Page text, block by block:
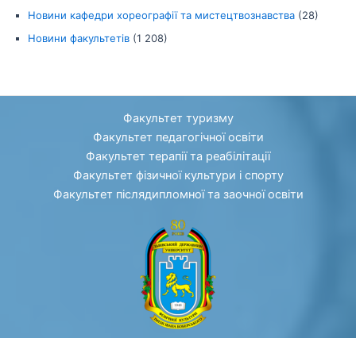
Новини кафедри хореографії та мистецтвознавства (28)
Новини факультетів (1 208)
Факультет туризму
Факультет педагогічної освіти
Факультет терапії та реабілітації
Факультет фізичної культури і спорту
Факультет післядипломної та заочної освіти